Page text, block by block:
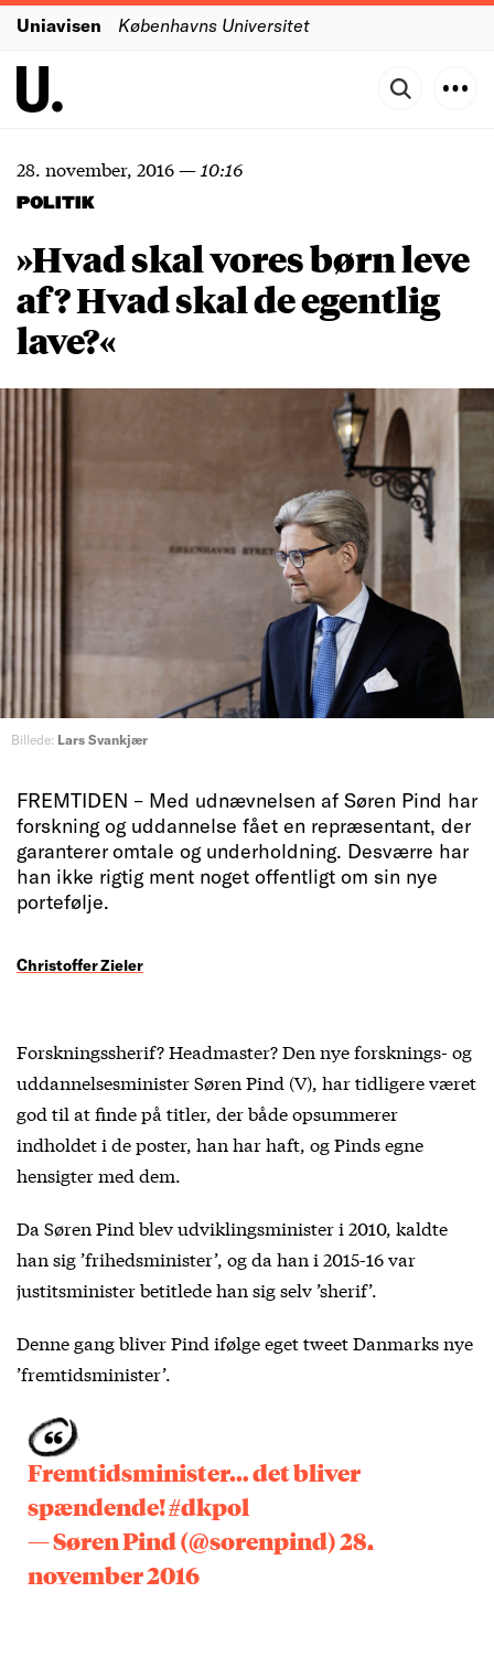
Uniavisen Københavns Universitet
28. november, 2016— 10:16
POLITIK
»Hvad skal vores børn leve
af? Hvad skal de egentlig
lave?«
Billede: Lars Svankjær
FREMTIDEN – Med udnævnelsen af Søren Pind har
forskning og uddannelse fået en repræsentant, der
garanterer omtale og underholdning. Desværre har
han ikke rigtig ment noget offentligt om sin nye
portefølje.
Christoffer Zieler
Forskningssherif? Headmaster? Den nye forsknings- og
uddannelsesminister Søren Pind (V), har tidligere været
god til at finde på titler, der både opsummerer
indholdet i de poster, han har haft, og Pinds egne
hensigter med dem.
Da Søren Pind blev udviklingsminister i 2010, kaldte
han sig ’frihedsminister’, og da han i 2015-16 var
justitsminister betitlede han sig selv ’sherif’.
Denne gang bliver Pind ifølge eget tweet Danmarks nye
’fremtidsminister’.
Fremtidsminister… det bliver
spændende!#dkpol
— Søren Pind (@sorenpind)28.
november 2016